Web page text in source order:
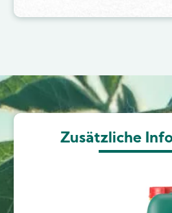
Zusätzliche
Image